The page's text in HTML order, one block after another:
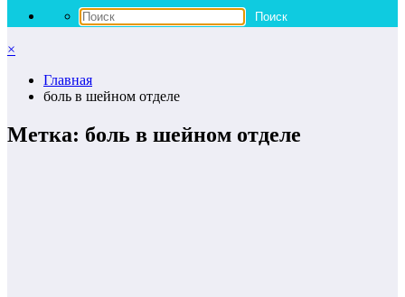
×
Главная
боль в шейном отделе
Метка: боль в шейном отделе